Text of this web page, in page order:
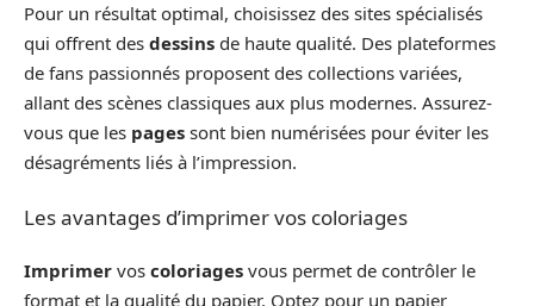
Pour un résultat optimal, choisissez des sites spécialisés
qui offrent des dessins de haute qualité. Des plateformes
de fans passionnés proposent des collections variées,
allant des scènes classiques aux plus modernes. Assurez-
vous que les pages sont bien numérisées pour éviter les
désagréments liés à l’impression.
Les avantages d’imprimer vos coloriages
Imprimer vos coloriages vous permet de contrôler le
format et la qualité du papier. Optez pour un papier